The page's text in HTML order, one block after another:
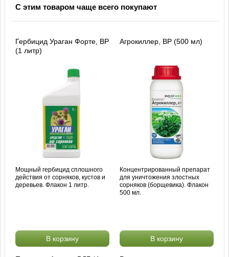
С этим товаром чаще всего покупают
Гербицид Ураган Форте, ВР
(1 литр)
Мощный гербицид сплошного
действия от сорняков, кустов и
деревьев. Флакон 1 литр.
В корзину
Агрокиллер, ВР (500 мл)
Концентрированный препарат
для уничтожения злостных
сорняков (борщевика). Флакон
500 мл.
В корзину